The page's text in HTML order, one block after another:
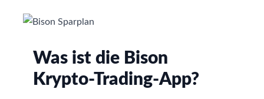
Was ist die Bison
Krypto-Trading-App?